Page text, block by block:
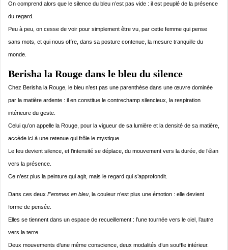
On comprend alors que le silence du bleu n’est pas vide : il est peuplé de la présence
du regard.
Peu à peu, on cesse de voir pour simplement être vu, par cette femme qui pense
sans mots, et qui nous offre, dans sa posture contenue, la mesure tranquille du
monde.
Berisha la Rouge dans le bleu du silence
Chez Berisha la Rouge, le bleu n’est pas une parenthèse dans une œuvre dominée
par la matière ardente : il en constitue le contrechamp silencieux, la respiration
intérieure du geste.
Celui qu’on appelle la Rouge, pour la vigueur de sa lumière et la densité de sa matière,
accède ici à une retenue qui frôle le mystique.
Le feu devient silence, et l’intensité se déplace, du mouvement vers la durée, de l’élan
vers la présence.
Ce n’est plus la peinture qui agit, mais le regard qui s’approfondit.
Dans ces deux Femmes en bleu , la couleur n’est plus une émotion : elle devient
forme de pensée.
Elles se tiennent dans un espace de recueillement : l’une tournée vers le ciel, l’autre
vers la terre.
Deux mouvements d’une même conscience, deux modalités d’un souffle intérieur.